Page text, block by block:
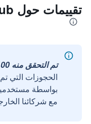
تقييمات حول Michigan House & Pub
تم التحقق منه 100%
الحجوزات التي
مع شركائنا